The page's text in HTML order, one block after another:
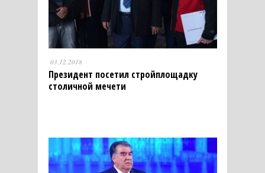
03.12.2018
Президент посетил стройплощадку
столичной мечети